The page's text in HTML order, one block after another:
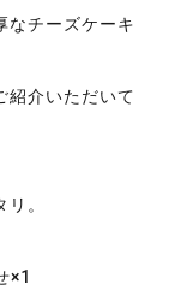
なチーズケーキ
紹介いただいて
。
×1